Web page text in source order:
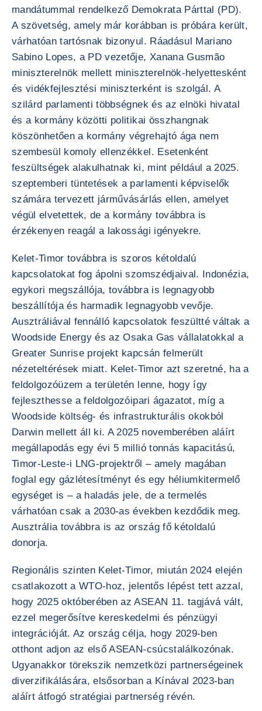
mandátummal rendelkező Demokrata Párttal (PD).
A szövetség, amely már korábban is próbára került,
várhatóan tartósnak bizonyul. Ráadásul Mariano
Sabino Lopes, a PD vezetője, Xanana Gusmão
miniszterelnök mellett miniszterelnök-helyettesként
és vidékfejlesztési miniszterként is szolgál. A
szilárd parlamenti többségnek és az elnöki hivatal
és a kormány közötti politikai összhangnak
köszönhetően a kormány végrehajtó ága nem
szembesül komoly ellenzékkel. Esetenként
feszültségek alakulhatnak ki, mint például a 2025.
szeptemberi tüntetések a parlamenti képviselők
számára tervezett járművásárlás ellen, amelyet
végül elvetettek, de a kormány továbbra is
érzékenyen reagál a lakossági igényekre.
Kelet-Timor továbbra is szoros kétoldalú
kapcsolatokat fog ápolni szomszédjaival. Indonézia,
egykori megszállója, továbbra is legnagyobb
beszállítója és harmadik legnagyobb vevője.
Ausztráliával fennálló kapcsolatok feszültté váltak a
Woodside Energy és az Osaka Gas vállalatokkal a
Greater Sunrise projekt kapcsán felmerült
nézeteltérések miatt. Kelet-Timor azt szeretné, ha a
feldolgozóüzem a területén lenne, hogy így
fejleszthesse a feldolgozóipari ágazatot, míg a
Woodside költség- és infrastrukturális okokból
Darwin mellett áll ki. A 2025 novemberében aláírt
megállapodás egy évi 5 millió tonnás kapacitású,
Timor-Leste-i LNG-projektről – amely magában
foglal egy gázlétesítményt és egy héliumkitermelő
egységet is – a haladás jele, de a termelés
várhatóan csak a 2030-as években kezdődik meg.
Ausztrália továbbra is az ország fő kétoldalú
donorja.
Regionális szinten Kelet-Timor, miután 2024 elején
csatlakozott a WTO-hoz, jelentős lépést tett azzal,
hogy 2025 októberében az ASEAN 11. tagjává vált,
ezzel megerősítve kereskedelmi és pénzügyi
integrációját. Az ország célja, hogy 2029-ben
otthont adjon az első ASEAN-csúcstalálkozónak.
Ugyanakkor törekszik nemzetközi partnerségeinek
diverzifikálására, elsősorban a Kínával 2023-ban
aláírt átfogó stratégiai partnerség révén.